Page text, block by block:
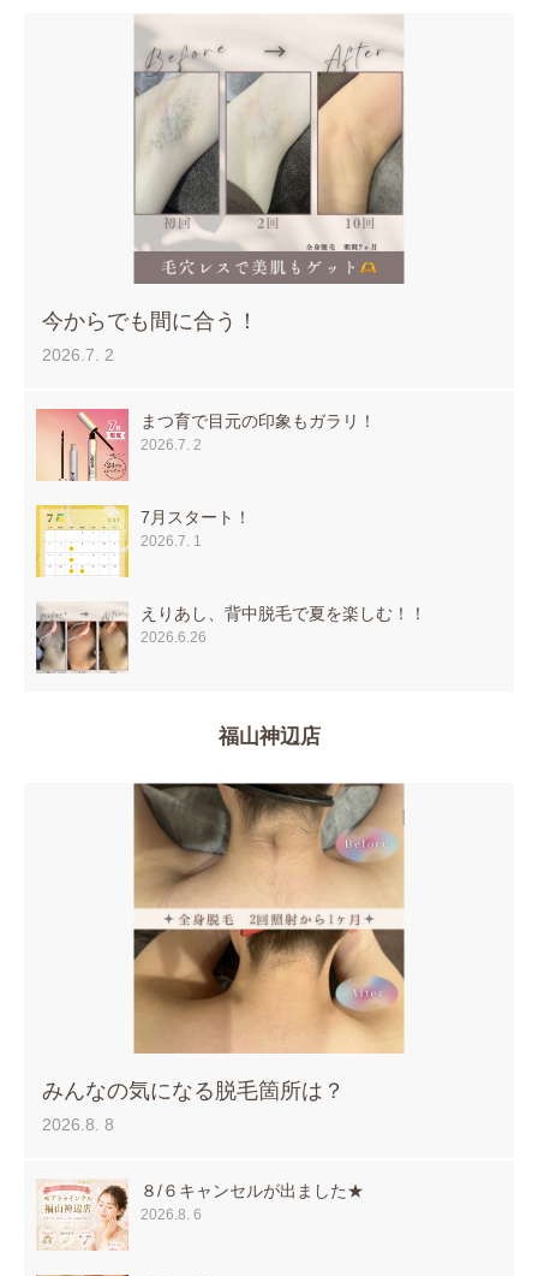
今からでも間に合う！
2026.7. 2
まつ育で目元の印象もガラリ！
2026.7. 2
7月スタート！
2026.7. 1
えりあし、背中脱毛で夏を楽しむ！！
2026.6.26
福山神辺店
みんなの気になる脱毛箇所は？
2026.8. 8
８/６キャンセルが出ました★
2026.8. 6